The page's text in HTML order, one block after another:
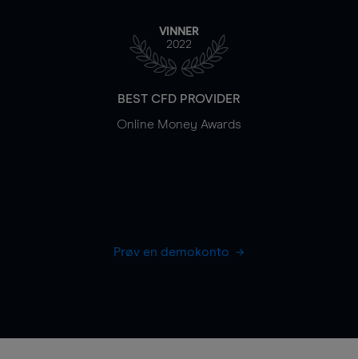
VINNER
2022
BEST CFD PROVIDER
Online Money Awards
Prøv en demokonto